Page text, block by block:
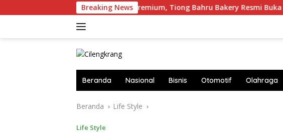
ke
Breaking News
Bidik Pasar Premium, Tiong Bahru Bakery Resmi Buka Gerai Perdana
Beranda Nasional Bisnis Otomotif Olahraga
Beranda Life Style
Life Style